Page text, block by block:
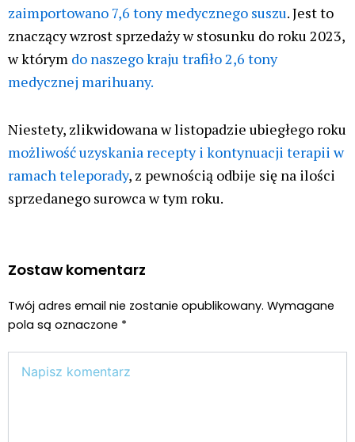
zaimportowano 7,6 tony medycznego suszu. Jest to
znaczący wzrost sprzedaży w stosunku do roku 2023,
w którym do naszego kraju trafiło 2,6 tony
medycznej marihuany.
Niestety, zlikwidowana w listopadzie ubiegłego roku
możliwość uzyskania recepty i kontynuacji terapii w
ramach teleporady, z pewnością odbije się na ilości
sprzedanego surowca w tym roku.
Zostaw komentarz
Twój adres email nie zostanie opublikowany. Wymagane
pola są oznaczone *
tutaj..